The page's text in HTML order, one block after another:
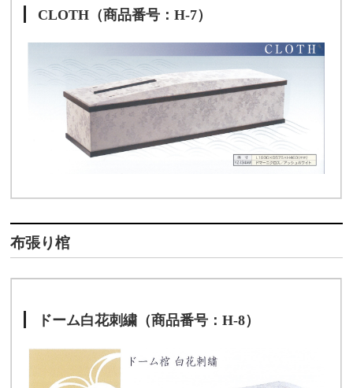
CLOTH（商品番号：H-7）
布張り棺
ドーム白花刺繍（商品番号：H-8）